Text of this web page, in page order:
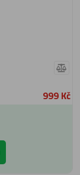
999 Kč